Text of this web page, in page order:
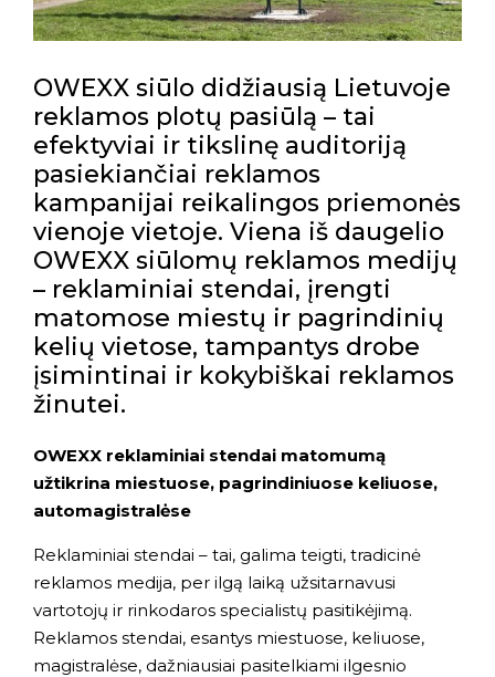
OWEXX siūlo didžiausią Lietuvoje
reklamos plotų pasiūlą – tai
efektyviai ir tikslinę auditoriją
pasiekiančiai reklamos
kampanijai reikalingos priemonės
vienoje vietoje. Viena iš daugelio
OWEXX siūlomų reklamos medijų
– reklaminiai stendai, įrengti
matomose miestų ir pagrindinių
kelių vietose, tampantys drobe
įsimintinai ir kokybiškai reklamos
žinutei.
OWEXX reklaminiai stendai matomumą
užtikrina miestuose, pagrindiniuose keliuose,
automagistralėse
Reklaminiai stendai – tai, galima teigti, tradicinė
reklamos medija, per ilgą laiką užsitarnavusi
vartotojų ir rinkodaros specialistų pasitikėjimą.
Reklamos stendai, esantys miestuose, keliuose,
magistralėse, dažniausiai pasitelkiami ilgesnio